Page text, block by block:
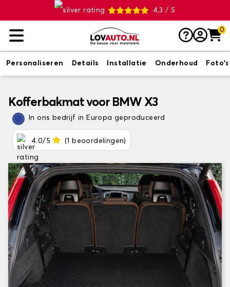
4,3 / 5
0
Personaliseren Details Installatie Onderhoud Foto's
Kofferbakmat voor BMW X3
In ons bedrijf in Europa geproduceerd
4.0/5 (1 beoordelingen)